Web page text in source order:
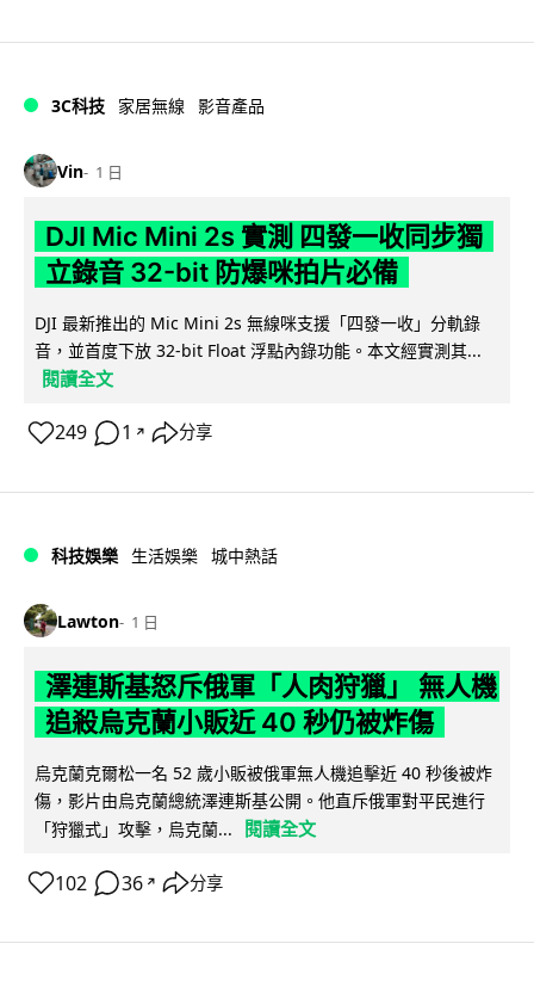
3C科技 家居無線 影音產品
Vin 1 日
DJI Mic Mini 2s 實測 四發一收同步獨
立錄音 32-bit 防爆咪拍片必備
DJI 最新推出的 Mic Mini 2s 無線咪支援「四發一收」分軌錄
音，並首度下放 32-bit Float 浮點內錄功能。本文經實測其...
閱讀全文
249 1 ↗ 分享
科技娛樂 生活娛樂 城中熱話
Lawton 1 日
澤連斯基怒斥俄軍「人肉狩獵」 無人機
追殺烏克蘭小販近 40 秒仍被炸傷
烏克蘭克爾松一名 52 歲小販被俄軍無人機追擊近 40 秒後被炸
傷，影片由烏克蘭總統澤連斯基公開。他直斥俄軍對平民進行
「狩獵式」攻擊，烏克蘭...
閱讀全文
102 36 ↗ 分享